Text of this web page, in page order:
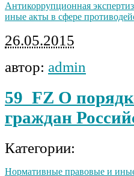
Антикоррупционная
иные акты в сфере
26.05.2015
автор: admin
59_FZ О
граждан
Категории:
Нормативные правовые и